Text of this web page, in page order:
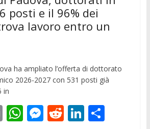
posti e il 96% dei
lavoro entro un
ha ampliato l’offerta di dottorato
2026-2027 con 531 posti già
in
E W M R Li C